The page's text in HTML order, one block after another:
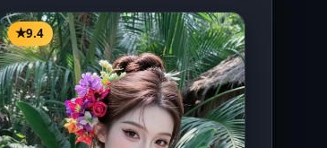
9.4